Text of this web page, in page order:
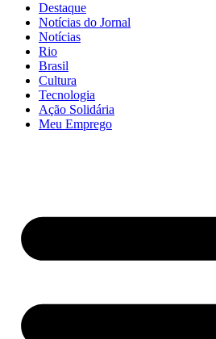
Destaque
Notícias do Jornal
Notícias
Rio
Brasil
Cultura
Tecnologia
Ação Solidária
Meu Emprego